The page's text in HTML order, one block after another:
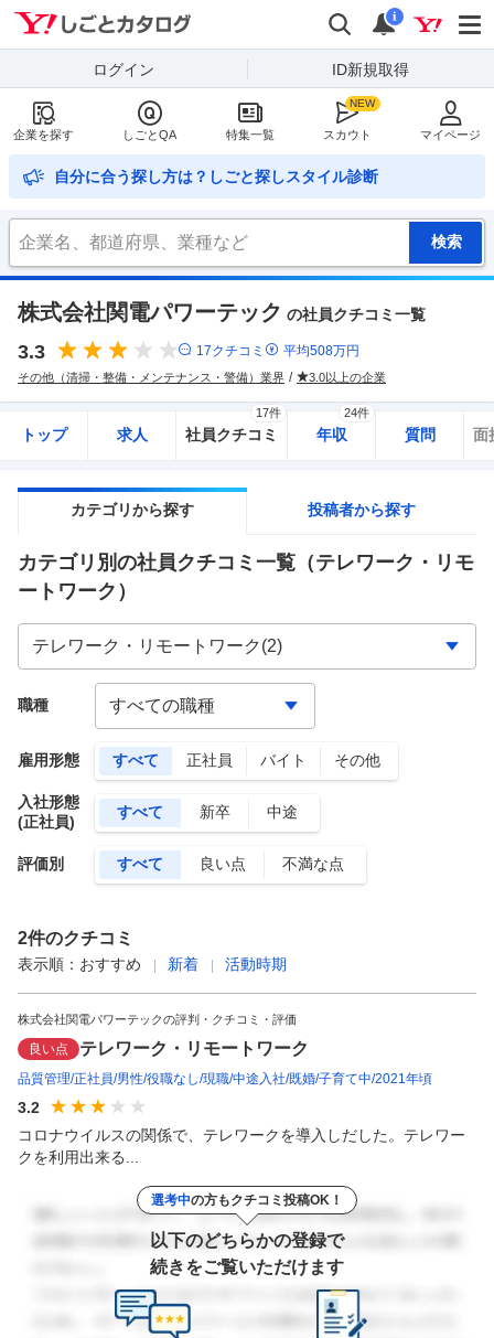
検索
通知
i
ログイン ID新規取得
企業を探す しごとQA 特集一覧 スカウト マイページ
自分に合う探し方は？しごと探しスタイル診断
株式会社関電パワーテック の社員クチコミ一覧
3.3 17クチコミ 平均508万円
その他（清掃・整備・メンテナンス・警備）業界 3.0以上の企業
トップ 求人 社員クチコミ
17件
年収
24件
質問 面
カテゴリから探す 投稿者から探す
カテゴリ別の社員クチコミ一覧 （テレワーク・リモ
ートワーク）
雇用形態 すべて 正社員 バイト その他
入社形態
(正社員)
すべて 新卒 中途
評価別 すべて 良い点 不満な点
職種
2件のクチコミ
表示順： おすすめ 新着 活動時期
株式会社関電パワーテックの評判・クチコミ・評価
良い点 テレワーク・リモートワーク
品質管理 正社員 男性 役職なし 現職 中途入社 既婚 子育て中 2021年頃
3.2
コロナウイルスの関係で、テレワークを導入しだした。テレワー
クを利用出来る...
選考中の方もクチコミ投稿OK！
以下のどちらかの登録で
続きをご覧いただけます